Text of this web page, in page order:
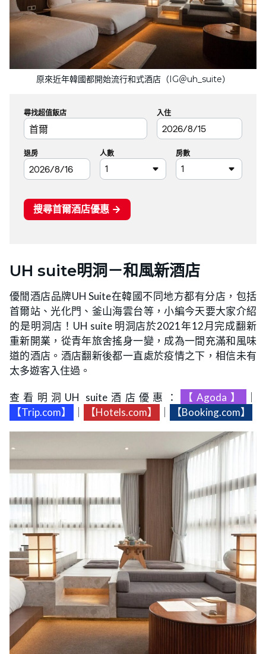
原來近年韓國都開始流行和式酒店（IG＠uh_suite）
UH suite明洞－和風新酒店
優閒酒店品牌UH Suite在韓國不同地方都有分店，包括
首爾站、光化門、釜山海雲台等，小編今天要大家介紹
的是明洞店！UH suite 明洞店於2021年12月完成翻新
重新開業，從青年旅舍搖身一變，成為一間充滿和風味
道的酒店。酒店翻新後都一直處於疫情之下，相信未有
太多遊客入住過。
查看明洞UH suite酒店優惠： 【Agoda】
【Trip.com】
【Hotels.com】 【Booking.com】